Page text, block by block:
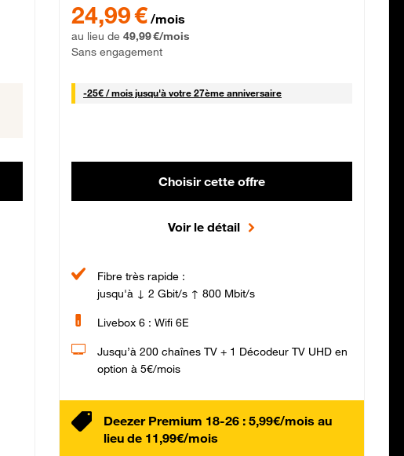
24,99 € /mois
au lieu de 49,99 €/mois
Sans engagement
-25€ / mois25 € par mois
jusqu'à votre 27ème anniversaire
Choisir cette offre
Voir le détail
Fibre très rapide :
jusqu'à ↓ 2 Gbit/s ↑ 800 Mbit/s
Livebox 6 : Wifi 6E
Jusqu’à 200 chaînes TV + 1 Décodeur TV UHD en
option à 5€/mois
Deezer Premium 18-26 : 5,99€/mois au
lieu de 11,99€/mois